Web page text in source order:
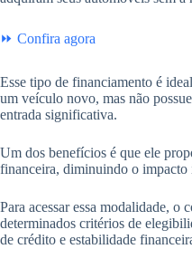
⏩ Confira agora
Esse tipo de financiamento é
um veículo novo, mas não
entrada significativa.
Um dos benefícios é que ele
financeira, diminuindo o impacto
Para acessar essa modalidade, o
determinados critérios de
de crédito e estabilidade